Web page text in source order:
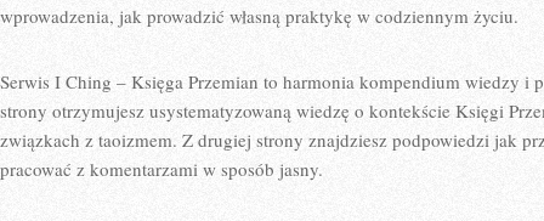
wprowadzenia, jak prowadzić własną praktykę w codziennym życiu.
Serwis I Ching – Księga Przemian to harmonia kompendium wiedzy i
strony otrzymujesz usystematyzowaną wiedzę o kontekście Księgi
związkach z taoizmem. Z drugiej strony znajdziesz podpowiedzi jak
pracować z komentarzami w sposób jasny.